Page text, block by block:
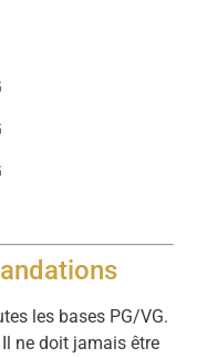
les bases PG/VG.
ne doit jamais être